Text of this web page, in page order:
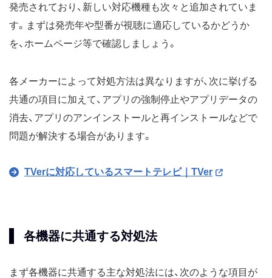
発売されており、新しい対応機種も次々と追加されていま
す。まずは発売年や型番が視聴に適応しているかどうか
を、ホームページ等で確認しましょう。
各メーカーによって対処方法は異なりますが、次に挙げる
共通の項目に加えて、アプリの強制停止やアプリデータの
消去、アプリのアンインストールと再インストールなどで
問題が解決する場合があります。
TVerに対応しているスマートテレビ｜TVer
各機器に共通する対処法
まず各機器に共通する主な対処法には、次のような項目が